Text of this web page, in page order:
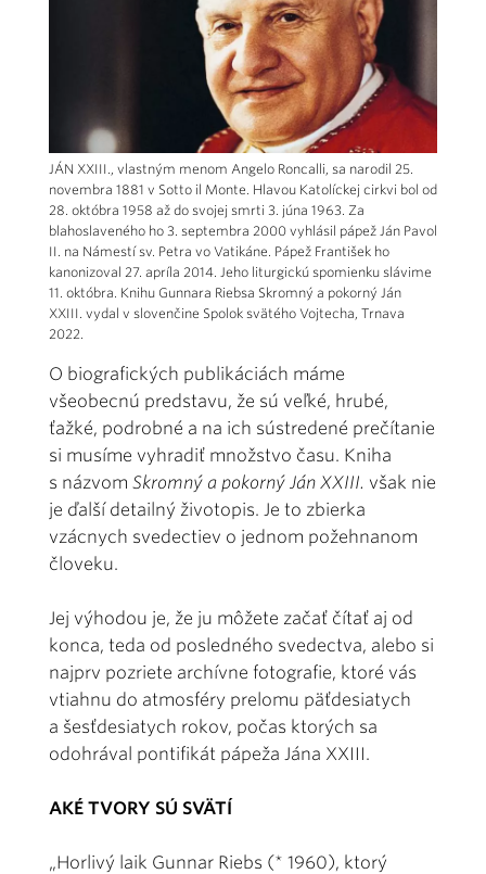
JÁN XXIII., vlastným menom Angelo Roncalli, sa narodil 25.
novembra 1881 v Sotto il Monte. Hlavou Katolíckej cirkvi bol od
28. októbra 1958 až do svojej smrti 3. júna 1963. Za
blahoslaveného ho 3. septembra 2000 vyhlásil pápež Ján Pavol
II. na Námestí sv. Petra vo Vatikáne. Pápež František ho
kanonizoval 27. apríla 2014. Jeho liturgickú spomienku slávime
11. októbra. Knihu Gunnara Riebsa Skromný a pokorný Ján
XXIII. vydal v slovenčine Spolok svätého Vojtecha, Trnava
2022.
O biografických publikáciách máme
všeobecnú predstavu, že sú veľké, hrubé,
ťažké, podrobné a na ich sústredené prečítanie
si musíme vyhradiť množstvo času. Kniha
s názvom Skromný a pokorný Ján XXIII. však nie
je ďalší detailný životopis. Je to zbierka
vzácnych svedectiev o jednom požehnanom
človeku.
Jej výhodou je, že ju môžete začať čítať aj od
konca, teda od posledného svedectva, alebo si
najprv pozriete archívne fotografie, ktoré vás
vtiahnu do atmosféry prelomu päťdesiatych
a šesťdesiatych rokov, počas ktorých sa
odohrával pontifikát pápeža Jána XXIII.
AKÉ TVORY SÚ SVÄTÍ
„Horlivý laik Gunnar Riebs (* 1960), ktorý